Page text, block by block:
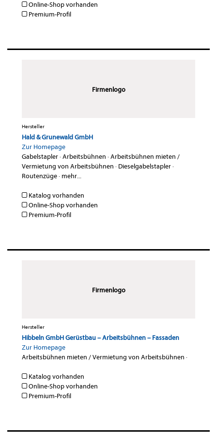
Online-Shop vorhanden
Premium-Profil
Firmenlogo
Hersteller
Hald & Grunewald GmbH
Zur Homepage
Gabelstapler·Arbeitsbühnen ·Arbeitsbühnen mieten /
Vermietung von Arbeitsbühnen · Dieselgabelstapler·
Routenzüge· mehr...
Katalog vorhanden
Online-Shop vorhanden
Premium-Profil
Firmenlogo
Hersteller
Hibbeln GmbH Gerüstbau – Arbeitsbühnen – Fassaden
Zur Homepage
Arbeitsbühnen mieten / Vermietung von Arbeitsbühnen ·
Katalog vorhanden
Online-Shop vorhanden
Premium-Profil